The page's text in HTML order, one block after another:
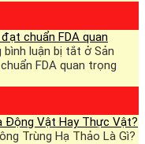
chuẩn FDA quan
bình luận bị tắt ở Sản
FDA quan trọng
Động Vật Hay Thực Vật?
Trùng Hạ Thảo Là Gì?